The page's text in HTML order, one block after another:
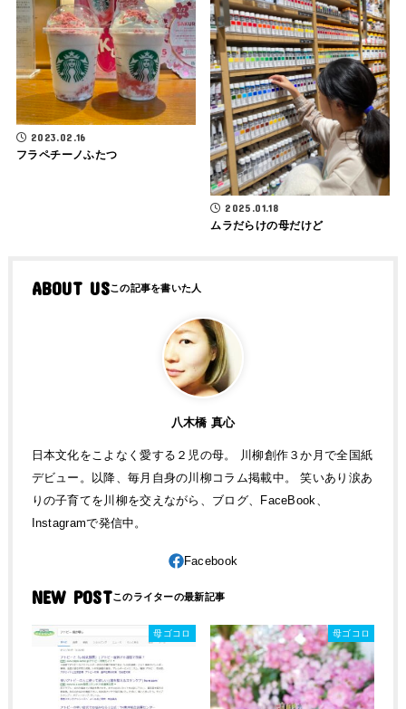
2023.02.16
フラペチーノふたつ
2025.01.18
ムラだらけの母だけど
ABOUT US
八木橋 真心
日本文化をこよなく愛する２児の母。 川柳創作３か月で全国紙
デビュー。以降、毎月自身の川柳コラム掲載中。 笑いあり涙あ
りの子育てを川柳を交えながら、ブログ、FaceBook、
Instagramで発信中。
NEW POST
母ゴコロ 母ゴコロ